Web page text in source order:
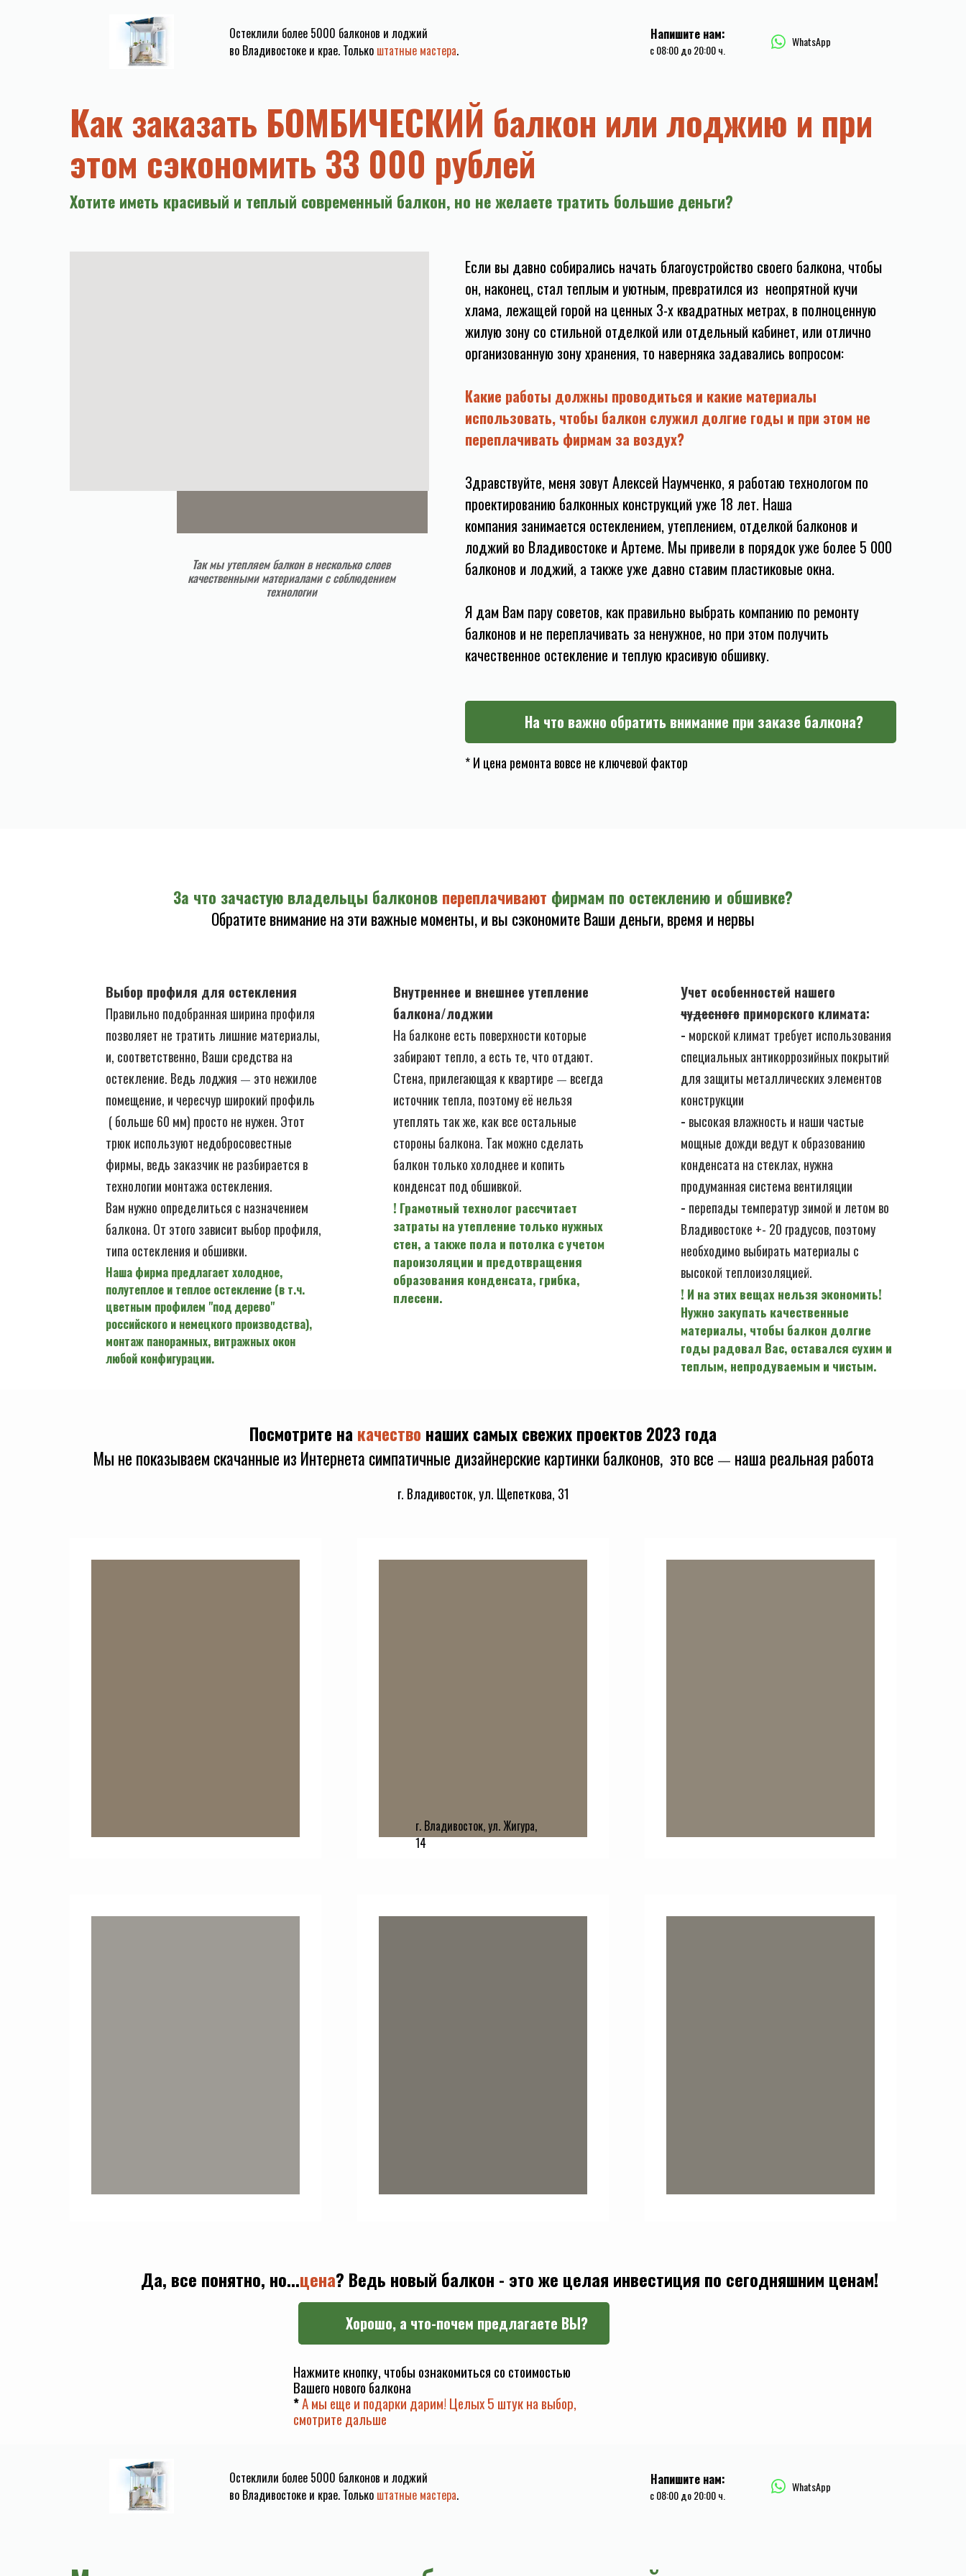
Остеклили более 5000 балконов и лоджий
во Владивостоке и крае. Только штатные мастера.
Напишите нам:
c 08:00 до 20:00 ч.
WhatsApp
Как заказать БОМБИЧЕСКИЙ балкон или лоджию и при
этом сэкономить 33 000 рублей
Хотите иметь красивый и теплый современный балкон, но не желаете тратить большие деньги?
Так мы утепляем балкон в несколько слоев
качественными материалами с соблюдением
технологии
Если вы давно собирались начать благоустройство своего балкона, чтобы
он, наконец, стал теплым и уютным, превратился из неопрятной кучи
хлама, лежащей горой на ценных 3-х квадратных метрах, в полноценную
жилую зону со стильной отделкой или отдельный кабинет, или отлично
организованную зону хранения, то наверняка задавались вопросом:
Какие работы должны проводиться и какие материалы
использовать, чтобы балкон служил долгие годы и при этом не
переплачивать фирмам за воздух?
Здравствуйте, меня зовут Алексей Наумченко, я работаю технологом по
проектированию балконных конструкций уже 18 лет. Наша
компания занимается остеклением, утеплением, отделкой балконов и
лоджий во Владивостоке и Артеме. Мы привели в порядок уже более 5 000
балконов и лоджий, а также уже давно ставим пластиковые окна.
Я дам Вам пару советов, как правильно выбрать компанию по ремонту
балконов и не переплачивать за ненужное, но при этом получить
качественное остекление и теплую красивую обшивку.
На что важно обратить внимание при заказе балкона?
* И цена ремонта вовсе не ключевой фактор
За что зачастую владельцы балконов переплачивают фирмам по остеклению и обшивке?
Обратите внимание на эти важные моменты, и вы сэкономите Ваши деньги, время и нервы
Выбор профиля для остекления
Правильно подобранная ширина профиля
позволяет не тратить лишние материалы,
и, соответственно, Ваши средства на
остекление. Ведь лоджия — это нежилое
помещение, и чересчур широкий профиль
( больше 60 мм) просто не нужен. Этот
трюк используют недобросовестные
фирмы, ведь заказчик не разбирается в
технологии монтажа остекления.
Вам нужно определиться с назначением
балкона. От этого зависит выбор профиля,
типа остекления и обшивки.
Наша фирма предлагает холодное,
полутеплое и теплое остекление (в т.ч.
цветным профилем "под дерево"
российского и немецкого производства),
монтаж панорамных, витражных окон
любой конфигурации.
Внутреннее и внешнее утепление
балкона/лоджии
На балконе есть поверхности которые
забирают тепло, а есть те, что отдают.
Стена, прилегающая к квартире — всегда
источник тепла, поэтому её нельзя
утеплять так же, как все остальные
стороны балкона. Так можно сделать
балкон только холоднее и копить
конденсат под обшивкой.
! Грамотный технолог рассчитает
затраты на утепление только нужных
стен, а также пола и потолка с учетом
пароизоляции и предотвращения
образования конденсата, грибка,
плесени.
Учет особенностей нашего
чудесногоприморского климата:
- морской климат требует использования
специальных антикоррозийных покрытий
для защиты металлических элементов
конструкции
- высокая влажность и наши частые
мощные дожди ведут к образованию
конденсата на стеклах, нужна
продуманная система вентиляции
- перепады температур зимой и летом во
Владивостоке +- 20 градусов, поэтому
необходимо выбирать материалы с
высокой теплоизоляцией.
! И на этих вещах нельзя экономить!
Нужно закупать качественные
материалы, чтобы балкон долгие
годы радовал Вас, оставался сухим и
теплым, непродуваемым и чистым.
Посмотрите на качество наших самых свежих проектов 2023 года
Мы не показываем скачанные из Интернета симпатичные дизайнерские картинки балконов, это все — наша реальная работа
г. Владивосток, ул. Щепеткова, 31
г. Владивосток, ул. Жигура,
14
Да, все понятно, но...цена? Ведь новый балкон - это же целая инвестиция по сегодняшним ценам!
Нажмите кнопку, чтобы ознакомиться со стоимостью
Вашего нового балкона
*А мы еще и подарки дарим! Целых 5 штук на выбор,
смотрите дальше
Хорошо, а что-почем предлагаете ВЫ?
Остеклили более 5000 балконов и лоджий
во Владивостоке и крае. Только штатные мастера.
Напишите нам:
c 08:00 до 20:00 ч.
WhatsApp